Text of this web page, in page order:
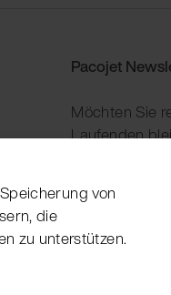
Pacojet
Möchten Sie
Laufenden
Jetzt
von
die
zu unterstützen.